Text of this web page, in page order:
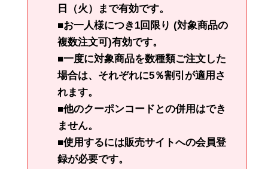
日（火）まで有効です。
■お一人様につき1回限り (対象商品の
複数注文可)有効です。
■一度に対象商品を数種類ご注文した
場合は、それぞれに5％割引が適用さ
れます。
■他のクーポンコードとの併用はでき
ません。
■使用するには販売サイトへの会員登
録が必要です。